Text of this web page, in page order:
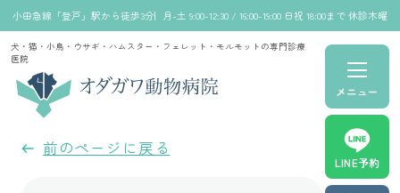
犬・猫・小鳥・ウサギ・ハムスター・フェレット・モルモットの専門診療
医院
小田急線「登戸」駅から徒歩3分 月-土 9:00-12:30 / 16:00-19:00 日祝 18:00まで 休診木曜
LINE予約
メニュー
前のページに戻る